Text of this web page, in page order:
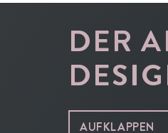
DER
AUFKLAPPEN